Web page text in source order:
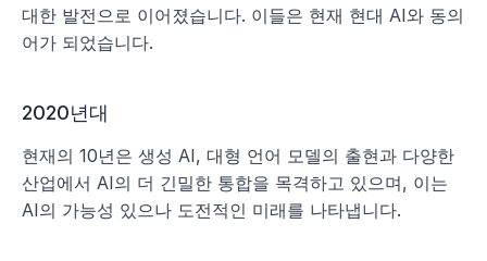
대한 발전으로 이어졌습니다. 이들은 현재 현대 AI와 동의
어가 되었습니다.
2020년대
현재의 10년은 생성 AI, 대형 언어 모델의 출현과 다양한
산업에서 AI의 더 긴밀한 통합을 목격하고 있으며, 이는
AI의 가능성 있으나 도전적인 미래를 나타냅니다.